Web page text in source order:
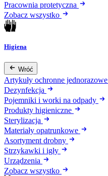
Pracownia protetyczna
Zobacz wszystko
Higiena
Wróć
Artykuły ochronne jednorazowe
Dezynfekcja
Pojemniki i worki na odpady
Produkty higieniczne
Sterylizacja
Materiały opatrunkowe
Asortyment drobny
Strzykawki i igły
Urządzenia
Zobacz wszystko